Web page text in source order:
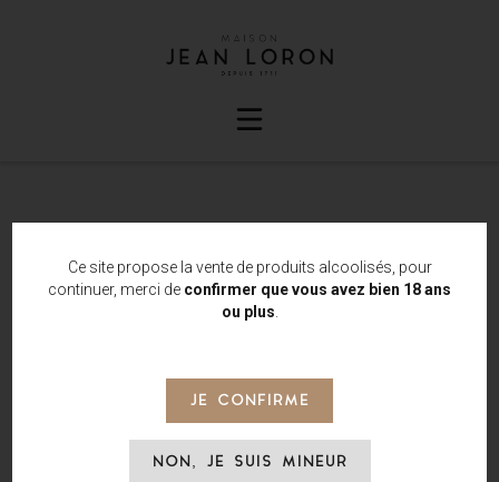
Ce site propose la vente de produits alcoolisés, pour
continuer, merci de confirmer que vous avez bien 18 ans
ou plus
JE CONFIRME
NON, JE SUIS MINEUR